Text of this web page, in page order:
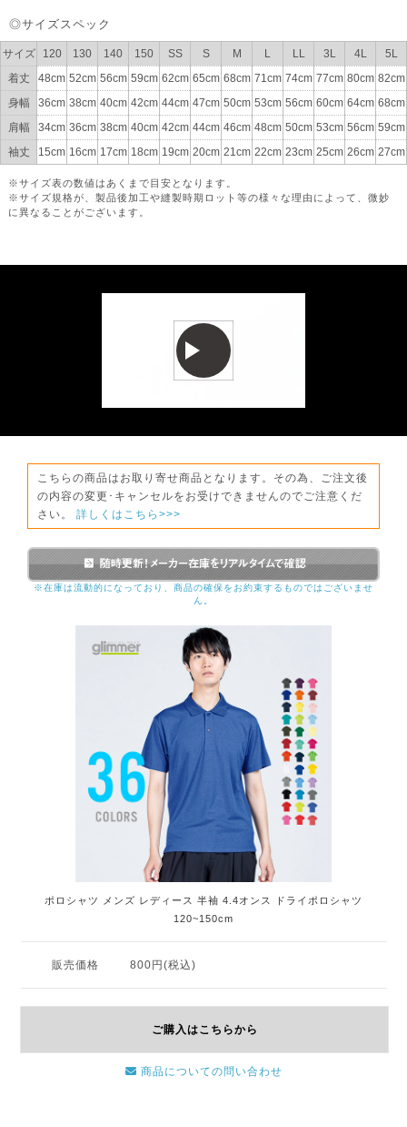
◎サイズスペック
サイズ 120 130 140 150 SS S M L LL 3L 4L
5L
着丈
48cm 52cm 56cm 59cm 62cm 65cm 68cm 71cm 74cm 77cm 80cm 82cm
身幅
36cm 38cm 40cm 42cm 44cm 47cm 50cm 53cm 56cm 60cm 64cm 68cm
肩幅
34cm 36cm 38cm 40cm 42cm 44cm 46cm 48cm 50cm 53cm 56cm 59cm
袖丈
15cm 16cm 17cm 18cm 19cm 20cm 21cm 22cm 23cm 25cm 26cm 27cm
※サイズ表の数値はあくまで目安となります。
※サイズ規格が、製品後加工や縫製時期ロット等の様々な理由によって、微妙
に異なることがございます。
こちらの商品はお取り寄せ商品となります。その為、ご注文後
の内容の変更･キャンセルをお受けできませんのでご注意くだ
さい。詳しくはこちら>>>
※在庫は流動的になっており、商品の確保をお約束するものではございませ
ん。
ポロシャツ メンズ レディース 半袖 4.4オンス ドライポロシャツ
120~150cm
販売価格 800円(税込)
ご購入はこちらから
商品についての問い合わせ